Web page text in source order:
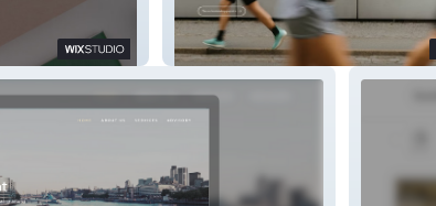
The House Of Motion